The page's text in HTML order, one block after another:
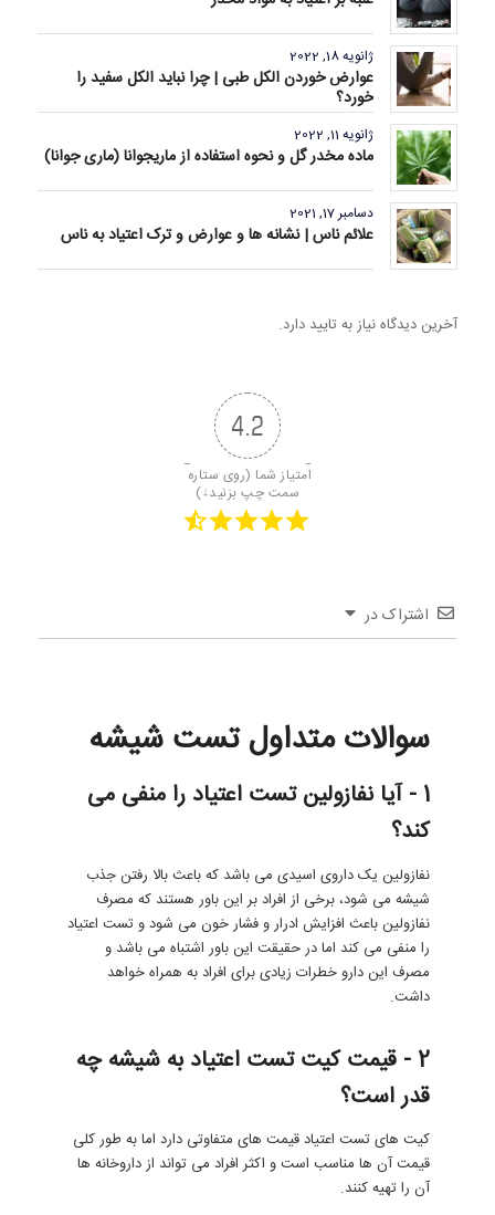
ژانویه 18, 2022
عوارض خوردن الکل طبی | چرا نباید الکل سفید را
خورد؟
ژانویه 11, 2022
ماده مخدر گل و نحوه استفاده از ماریجوانا (ماری جوانا)
دسامبر 17, 2021
علائم ناس | نشانه ها و عوارض و ترک اعتیاد به ناس
آخرین دیدگاه نیاز به تایید دارد.
4.2
امتیاز شما (روی ستاره
سمت چپ بزنید↓)
اشتراک در
سوالات متداول تست شیشه
1 - آیا نفازولین تست اعتیاد را منفی می
کند؟
نفازولین یک داروی اسیدی می باشد که باعث بالا رفتن جذب
شیشه می شود، برخی از افراد بر این باور هستند که مصرف
نفازولین باعث افزایش ادرار و فشار خون می شود و تست اعتیاد
را منفی می کند اما در حقیقت این باور اشتباه می باشد و
مصرف این دارو خطرات زیادی برای افراد به همراه خواهد
داشت.
2 - قیمت کیت تست اعتیاد به شیشه چه
قدر است؟
کیت های تست اعتیاد قیمت های متفاوتی دارد اما به طور کلی
قیمت آن ها مناسب است و اکثر افراد می تواند از داروخانه ها
آن را تهیه کنند.